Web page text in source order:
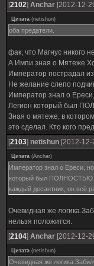
[2102] Anchar [2012-12-
Цитата (netishun)
оба предатели.
фак, что Магнус никого
А Импи зная о Мятеже
Император пострадал
Не желание слепо
Император знал о
Легион который был
Зная о мятеже, в
это сделал. Кто кого
[2103] netishun [2012-12-
Цитата (Anchar)
Император знал о Ереси,
который был ПОЛНОСТЬЮ
каждый десантник, он всё
Очевидная же
нельзя положится.
[2104] Anchar [2012-12-
Цитата (netishun)
Очевидная же